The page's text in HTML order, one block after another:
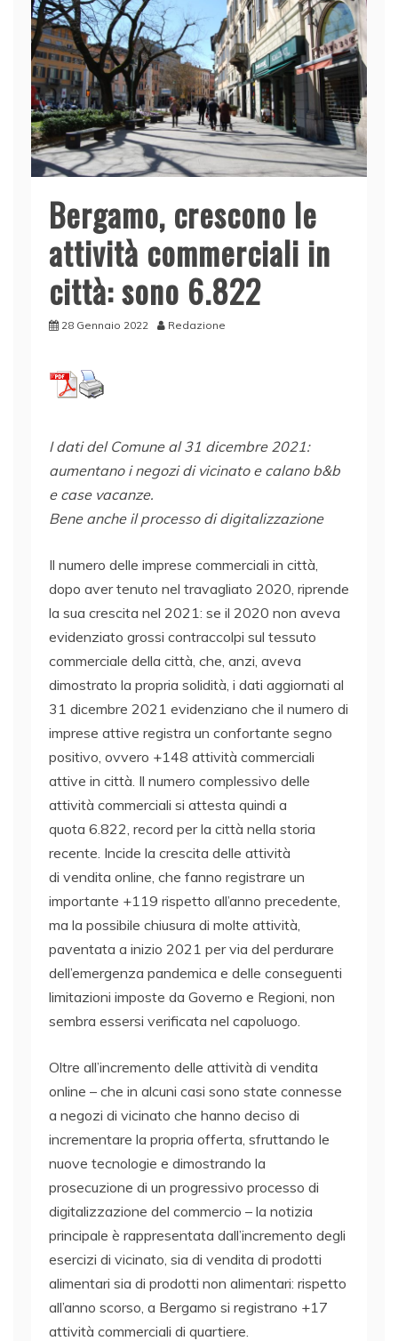
Bergamo, crescono le
attività commerciali in
città: sono 6.822
28 Gennaio 2022 Redazione
I dati del Comune al 31 dicembre 2021:
aumentano i negozi di vicinato e calano b&b
e case vacanze.
Bene anche il processo di digitalizzazione
Il numero delle imprese commerciali in città,
dopo aver tenuto nel travagliato 2020, riprende
la sua crescita nel 2021: se il 2020 non aveva
evidenziato grossi contraccolpi sul tessuto
commerciale della città, che, anzi, aveva
dimostrato la propria solidità, i dati aggiornati al
31 dicembre 2021 evidenziano che il numero di
imprese attive registra un confortante segno
positivo, ovvero +148 attività commerciali
attive in città. Il numero complessivo delle
attività commerciali si attesta quindi a
quota 6.822, record per la città nella storia
recente. Incide la crescita delle attività
di vendita online, che fanno registrare un
importante +119 rispetto all’anno precedente,
ma la possibile chiusura di molte attività,
paventata a inizio 2021 per via del perdurare
dell’emergenza pandemica e delle conseguenti
limitazioni imposte da Governo e Regioni, non
sembra essersi verificata nel capoluogo.
Oltre all’incremento delle attività di vendita
online – che in alcuni casi sono state connesse
a negozi di vicinato che hanno deciso di
incrementare la propria offerta, sfruttando le
nuove tecnologie e dimostrando la
prosecuzione di un progressivo processo di
digitalizzazione del commercio – la notizia
principale è rappresentata dall’incremento degli
esercizi di vicinato, sia di vendita di prodotti
alimentari sia di prodotti non alimentari: rispetto
all’anno scorso, a Bergamo si registrano +17
attività commerciali di quartiere.